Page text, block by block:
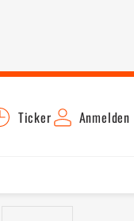
Ticker Anmelden